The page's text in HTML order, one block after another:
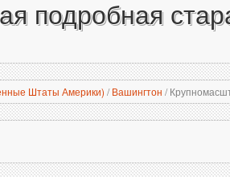
подробная
Штаты Америки) / Вашингтон /